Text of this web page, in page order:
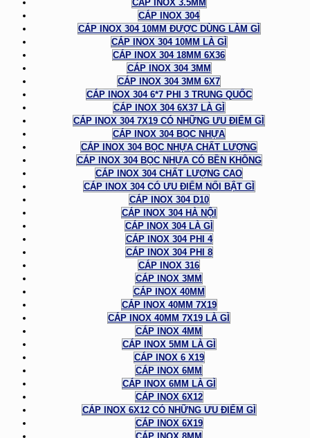
CÁP INOX 3.5MM
CÁP INOX 304
CÁP INOX 304 10MM ĐƯỢC DÙNG LÀM GÌ
CÁP INOX 304 10MM LÀ GÌ
CÁP INOX 304 18MM 6X36
CÁP INOX 304 3MM
CÁP INOX 304 3MM 6X7
CÁP INOX 304 6*7 PHI 3 TRUNG QUỐC
CÁP INOX 304 6X37 LÀ GÌ
CÁP INOX 304 7X19 CÓ NHỮNG ƯU ĐIỂM GÌ
CÁP INOX 304 BỌC NHỰA
CÁP INOX 304 BỌC NHỰA CHẤT LƯỢNG
CÁP INOX 304 BỌC NHỰA CÓ BỀN KHÔNG
CÁP INOX 304 CHẤT LƯỢNG CAO
CÁP INOX 304 CÓ ƯU ĐIỂM NỔI BẬT GÌ
CÁP INOX 304 D10
CÁP INOX 304 HÀ NỘI
CÁP INOX 304 LÀ GÌ
CÁP INOX 304 PHI 4
CÁP INOX 304 PHI 8
CÁP INOX 316
CÁP INOX 3MM
CÁP INOX 40MM
CÁP INOX 40MM 7X19
CÁP INOX 40MM 7X19 LÀ GÌ
CÁP INOX 4MM
CÁP INOX 5MM LÀ GÌ
CÁP INOX 6 X19
CÁP INOX 6MM
CÁP INOX 6MM LÀ GÌ
CÁP INOX 6X12
CÁP INOX 6X12 CÓ NHỮNG ƯU ĐIỂM GÌ
CÁP INOX 6X19